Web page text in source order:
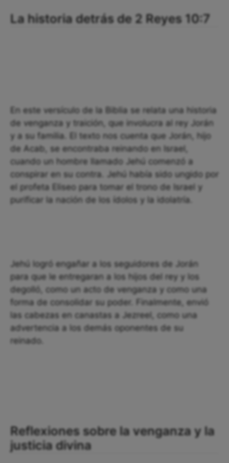
La historia detrás de 2 Reyes 10:7
En este versículo de la Biblia se relata una historia
de venganza y traición, que involucra al rey Jorán
y a su familia. El texto nos cuenta que Jorán, hijo
de Acab, se encontraba reinando en Israel,
cuando un hombre llamado Jehú comenzó a
conspirar en su contra. Jehú había sido ungido por
el profeta Eliseo para tomar el trono de Israel y
purificar la nación de los ídolos y la idolatría.
Jehú logró engañar a los seguidores de Jorán
para que le entregaran a los hijos del rey y los
degolló, como un acto de venganza y como una
forma de consolidar su poder. Finalmente, envió
las cabezas en canastas a Jezreel, como una
advertencia a los demás oponentes de su
reinado.
Reflexiones sobre la venganza y la
justicia divina